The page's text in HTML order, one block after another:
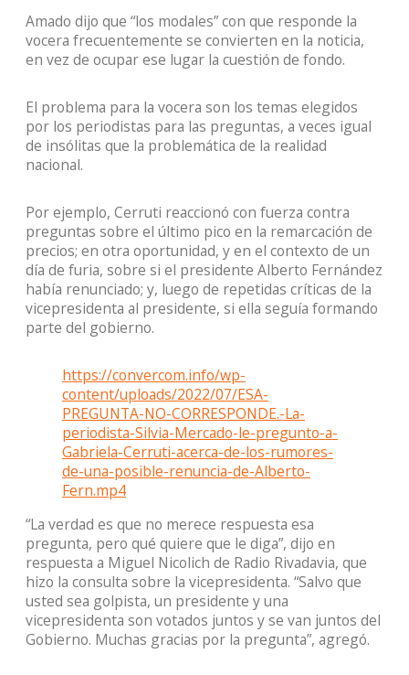
Amado dijo que “los modales” con que responde la
vocera frecuentemente se convierten en la noticia,
en vez de ocupar ese lugar la cuestión de fondo.
El problema para la vocera son los temas elegidos
por los periodistas para las preguntas, a veces igual
de insólitas que la problemática de la realidad
nacional.
Por ejemplo, Cerruti reaccionó con fuerza contra
preguntas sobre el último pico en la remarcación de
precios; en otra oportunidad, y en el contexto de un
día de furia, sobre si el presidente Alberto Fernández
había renunciado; y, luego de repetidas críticas de la
vicepresidenta al presidente, si ella seguía formando
parte del gobierno.
https://convercom.info/wp-
content/uploads/2022/07/ESA-
PREGUNTA-NO-CORRESPONDE.-La-
periodista-Silvia-Mercado-le-pregunto-a-
Gabriela-Cerruti-acerca-de-los-rumores-
de-una-posible-renuncia-de-Alberto-
Fern.mp4
“La verdad es que no merece respuesta esa
pregunta, pero qué quiere que le diga”, dijo en
respuesta a Miguel Nicolich de Radio Rivadavia, que
hizo la consulta sobre la vicepresidenta. “Salvo que
usted sea golpista, un presidente y una
vicepresidenta son votados juntos y se van juntos del
Gobierno. Muchas gracias por la pregunta”, agregó.